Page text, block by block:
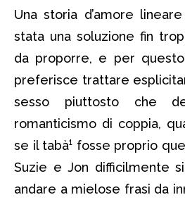
Una storia d’amore
stata una soluzione fin
da proporre, e per questo
preferisce trattare
sesso piuttosto che
romanticismo di coppia,
se il tabà¹ fosse proprio
Suzie e Jon difficilmente
andare a mielose frasi da